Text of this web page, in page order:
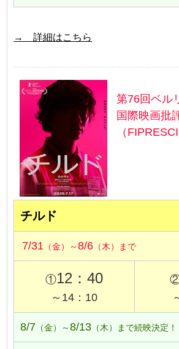
→ 詳細はこちら
第76回ベル
国際映画批
（
チルド
7/31 （金）～8/6 （木）まで
①12：40
～14：10
8/7 （金）～8/13 （木）まで続映決定！